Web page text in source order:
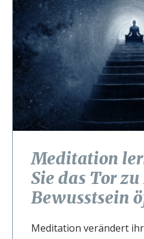
Meditation
Sie das Tor
Bewusstsein
Meditation verändert